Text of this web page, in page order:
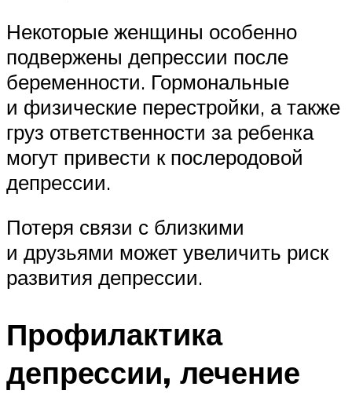
Некоторые женщины особенно
подвержены депрессии после
беременности. Гормональные
и физические перестройки, а также
груз ответственности за ребенка
могут привести к послеродовой
депрессии.
Потеря связи с близкими
и друзьями может увеличить риск
развития депрессии.
Профилактика
депрессии, лечение